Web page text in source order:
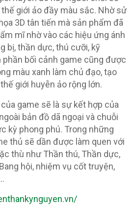
giới ảo đầy màu sắc. Nhờ sử
3D tân tiến mà sản phẩm đã
mĩ nhờ vào các hiệu ứng ánh
bị, thần dực, thú cưỡi, kỹ
bối cảnh game cũng được
màu xanh làm chủ đạo, tạo
giới huyễn ảo rộng lớn.
game sẽ là sự kết hợp của
bản đồ dã ngoại và chuỗi
kỳ phong phú. Trong những
thủ sẽ dần được làm quen với
thù như Thần thú, Thần dực,
hội, nhiệm vụ cốt truyện,